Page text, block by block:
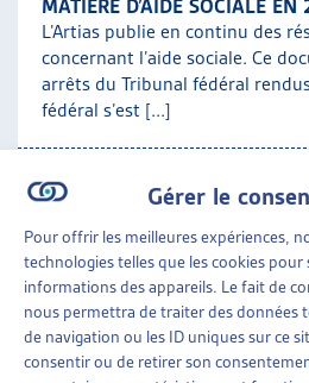
Gérer le
Pour offrir les meilleures expériences,
technologies telles que les cookies
informations des appareils. Le fait de
nous permettra de traiter des données
de navigation ou les ID uniques sur ce
consentir ou de retirer son
MATIÈRE D’AIDE SOCIALE EN
L’Artias publie en continu des
concernant l’aide sociale. Ce
arrêts du Tribunal fédéral
fédéral s’est [...]
DOSSIER DE VEILLE•REVUE DES
LISTE DES ARRÊTS DU
MATIÈRE D’AIDE SOCIALE EN
L’Artias publie en continu des